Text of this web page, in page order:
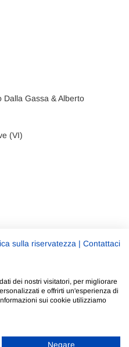
Dalla Gassa & Alberto
(VI)
policysulla riservatezza Contattaci
dei nostri visitatori, per migliorare
e offrirti un'esperienza di
sui cookie utilizziamo
Negare